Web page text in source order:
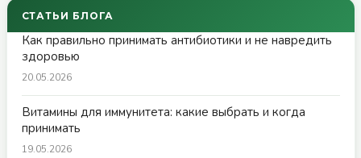
СТАТЬИ БЛОГА
Как правильно принимать антибиотики и не навредить
здоровью
20.05.2026
Витамины для иммунитета: какие выбрать и когда
принимать
19.05.2026